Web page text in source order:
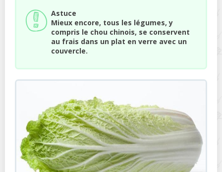
Astuce
Mieux encore, tous les légumes, y
compris le chou chinois, se conservent
au frais dans un plat en verre avec un
couvercle.